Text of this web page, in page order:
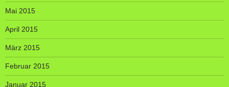
Mai 2015
April 2015
März 2015
Februar 2015
Januar 2015